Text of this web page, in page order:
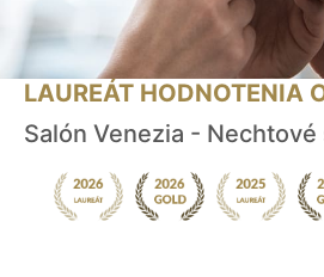
LAUREÁT HODNOTENIA
Salón Venezia -